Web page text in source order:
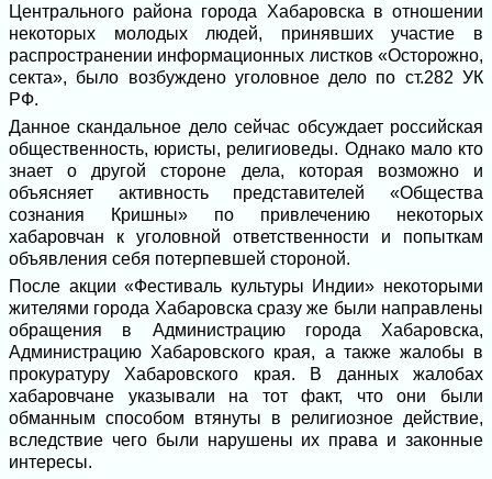
Центрального района города Хабаровска в отношении
некоторых молодых людей, принявших участие в
распространении информационных листков «Осторожно,
секта», было возбуждено уголовное дело по ст.282 УК
РФ.
Данное скандальное дело сейчас обсуждает российская
общественность, юристы, религиоведы. Однако мало кто
знает о другой стороне дела, которая возможно и
объясняет активность представителей «Общества
сознания Кришны» по привлечению некоторых
хабаровчан к уголовной ответственности и попыткам
объявления себя потерпевшей стороной.
После акции «Фестиваль культуры Индии» некоторыми
жителями города Хабаровска сразу же были направлены
обращения в Администрацию города Хабаровска,
Администрацию Хабаровского края, а также жалобы в
прокуратуру Хабаровского края. В данных жалобах
хабаровчане указывали на тот факт, что они были
обманным способом втянуты в религиозное действие,
вследствие чего были нарушены их права и законные
интересы.